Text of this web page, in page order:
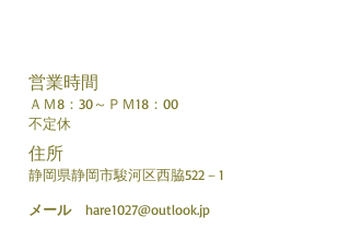
営業時間
ＡＭ8：30～ＰＭ18：00
不定休
住所
静岡県静岡市駿河区西脇522－1
メールhare1027@outlook.jp